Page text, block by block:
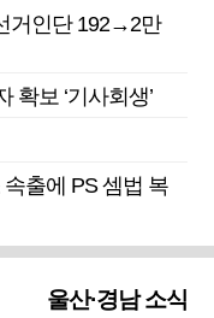
거인단 192→2만
보 ‘기사회생’
출에 PS 셈법 복
울산·경남 소식